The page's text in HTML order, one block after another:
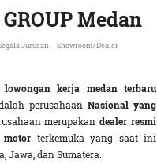
Medan
Jurusan
Showroom/Dealer
lowongan kerja medan terbaru
perusahaanNasional yang
merupakandealer resmi
terkemuka yang saat ini
Jawa, dan Sumatera.